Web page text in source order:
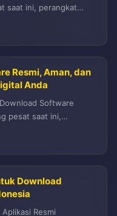
saat ini, perangkat
Resmi, Aman, dan
Anda
Software
pesat saat ini,
Download
Resmi